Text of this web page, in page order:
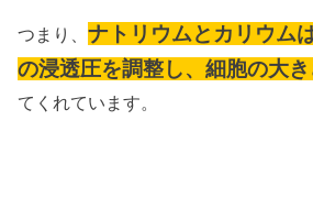
つまり、ナトリウムとカリウム
の浸透圧を調整し、細胞の大
てくれています。